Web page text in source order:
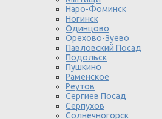
Наро-Фоминск
Ногинск
Одинцово
Орехово-Зуево
Павловский Посад
Подольск
Пушкино
Раменское
Реутов
Сергиев Посад
Серпухов
Солнечногорск